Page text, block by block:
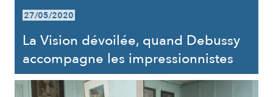
27/05/2020
La Vision dévoilée, quand Debussy
accompagne les impressionnistes